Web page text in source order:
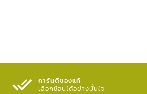
การันตีของแท้
เลือกช้อปได้อย่างมั่นใจ​